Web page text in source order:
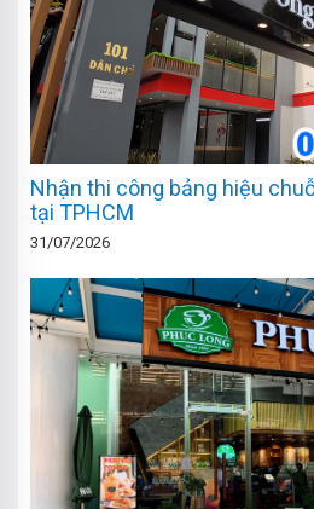
Nhận thi công bảng hiệu
tại TPHCM
31/07/2026